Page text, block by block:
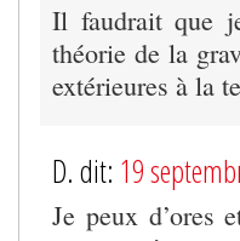
Il faudrait que
théorie de la
extérieures à la
D. dit: 19
Je peux d’ores